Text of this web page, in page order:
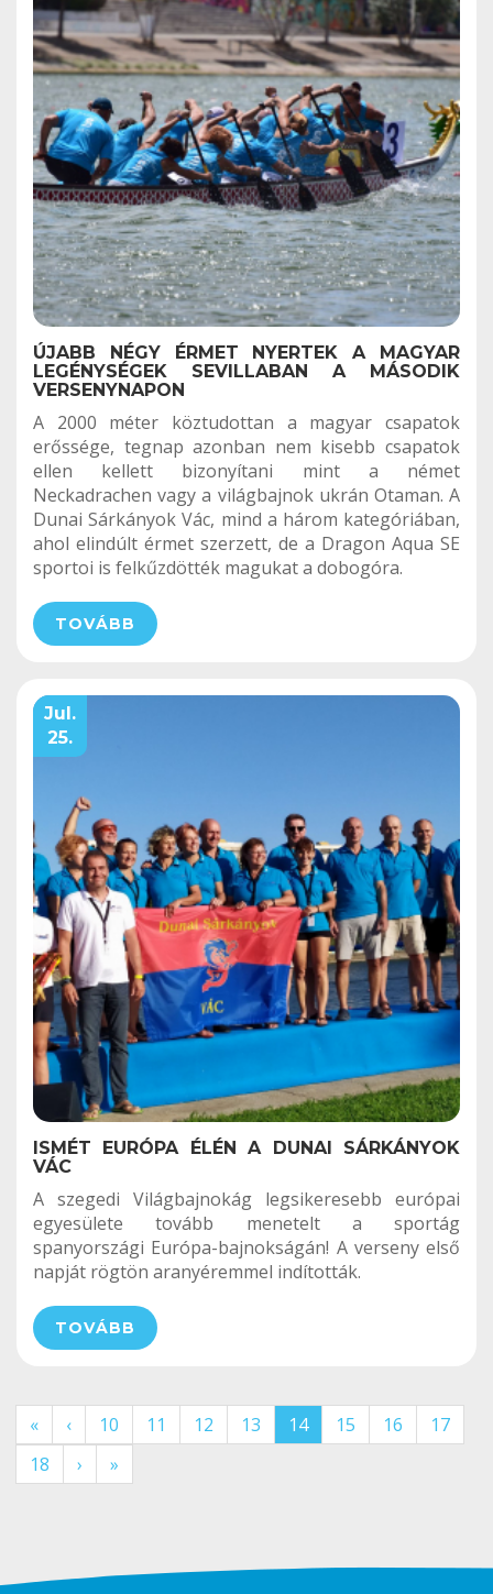
ÚJABB NÉGY ÉRMET NYERTEK A MAGYAR
LEGÉNYSÉGEK SEVILLABAN A MÁSODIK
VERSENYNAPON
A 2000 méter köztudottan a magyar csapatok
erőssége, tegnap azonban nem kisebb csapatok
ellen kellett bizonyítani mint a német
Neckadrachen vagy a világbajnok ukrán Otaman. A
Dunai Sárkányok Vác, mind a három kategóriában,
ahol elindúlt érmet szerzett, de a Dragon Aqua SE
sportoi is felkűzdötték magukat a dobogóra.
TOVÁBB
Jul.
25.
ISMÉT EURÓPA ÉLÉN A DUNAI SÁRKÁNYOK
VÁC
A szegedi Világbajnokág legsikeresebb európai
egyesülete tovább menetelt a sportág
spanyországi Európa-bajnokságán! A verseny első
napját rögtön aranyéremmel indították.
TOVÁBB
« ‹ 10 11 12 13 14 15 16
17
18
› »